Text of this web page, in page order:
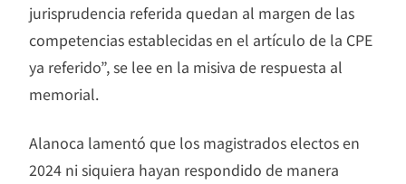
jurisprudencia referida quedan al margen de las
competencias establecidas en el artículo de la CPE
ya referido”, se lee en la misiva de respuesta al
memorial.
Alanoca lamentó que los magistrados electos en
2024 ni siquiera hayan respondido de manera